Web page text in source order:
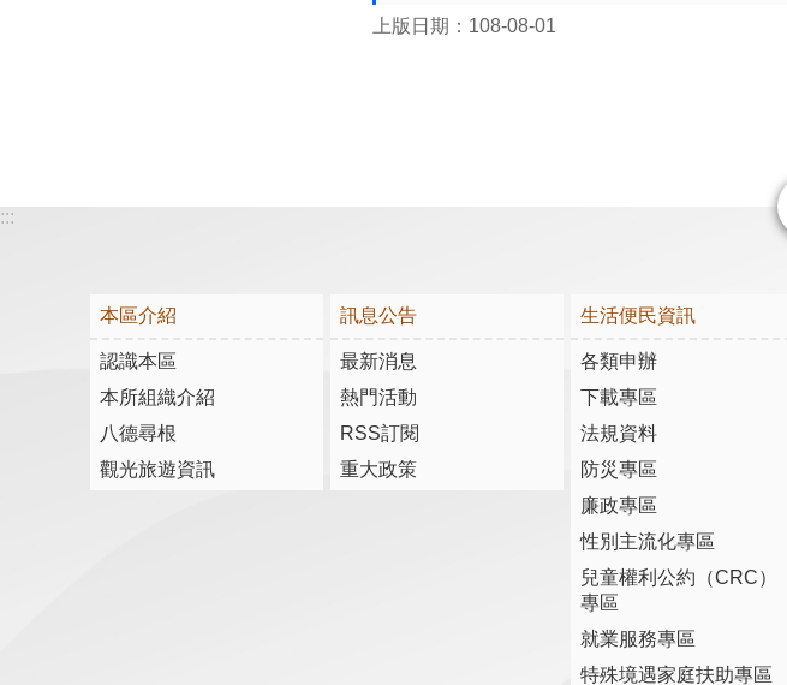
上版日期：108-08-01
:::
本區介紹
認識本區
本所組織介紹
八德尋根
觀光旅遊資訊
訊息公告
最新消息
熱門活動
RSS訂閱
重大政策
生活便民資訊
各類申辦
下載專區
法規資料
防災專區
廉政專區
性別主流化專區
兒童權利公約（CRC）
專區
就業服務專區
特殊境遇家庭扶助專區